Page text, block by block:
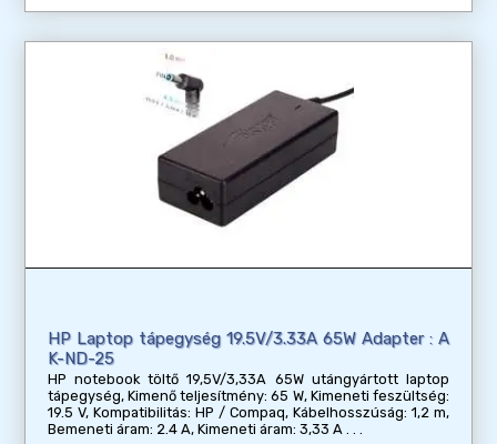
HP Laptop tápegység 19.5V/3.33A 65W Adapter : A
K-ND-25
HP notebook töltő 19,5V/3,33A 65W utángyártott laptop
tápegység, Kimenő teljesítmény: 65 W, Kimeneti feszültség:
19.5 V, Kompatibilitás: HP / Compaq, Kábelhosszúság: 1,2 m,
Bemeneti áram: 2.4 A, Kimeneti áram: 3,33 A